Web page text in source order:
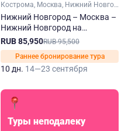
Кострома, Москва, Нижний Новгород, Тверь, Ярославль, Углич, Плес, Кинешма, Мышкин, Городец
Нижний Новгород – Москва –
Нижний Новгород на
теплоходе Александр Суворов
RUB 85,950RUB 95,500
Раннее бронирование тура
10 дн. 14—23 сентября
Туры неподалеку